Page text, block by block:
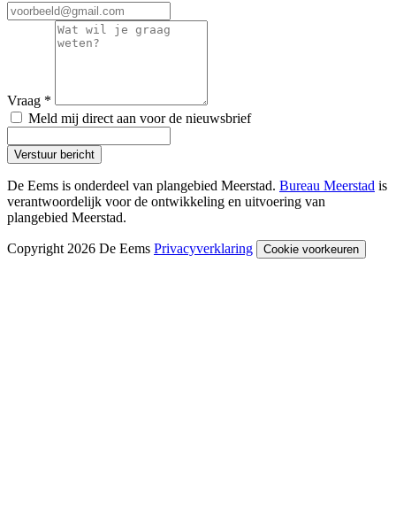
Vraag *
Meld mij direct aan voor de nieuwsbrief
Verstuur bericht
De Eems is onderdeel van plangebied Meerstad. Bureau Meerstad is
verantwoordelijk voor de ontwikkeling en uitvoering van
plangebied Meerstad.
Copyright 2026 De Eems Privacyverklaring Cookie voorkeuren